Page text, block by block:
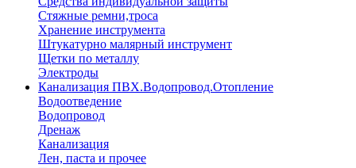
Стяжные ремни,троса
Хранение инструмента
Штукатурно малярный инструмент
Щетки по металлу
Электроды
Канализация ПВХ.Водопровод.Отопление
Водоотведение
Водопровод
Дренаж
Канализация
Лен, паста и прочее